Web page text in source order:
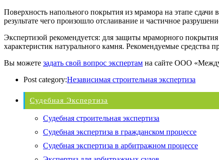
Поверхность напольного покрытия из мрамора на этапе
результате чего произошло отслаивание и частичное
Экспертизой рекомендуется: для защиты мраморного
характеристик натурального камня. Рекомендуемые
Вы можете задать свой вопрос экспертам на сайте ООО
Post category:Независимая строительная экспертиза
Судебная Экспертиза
Судебная строительная экспертиза
Судебная экспертиза в гражданском процессе
Судебная экспертиза в арбитражном процессе